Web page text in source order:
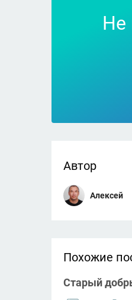
Не
Автор
Алексей
Похожие
Старый